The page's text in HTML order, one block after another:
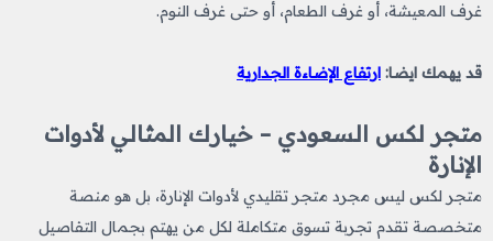
غرف المعيشة، أو غرف الطعام، أو حتى غرف النوم.
قد يهمك ايضا: ارتفاع الإضاءة الجدارية
متجر لكس السعودي – خيارك المثالي لأدوات
الإنارة
متجر لكس ليس مجرد متجر تقليدي لأدوات الإنارة، بل هو منصة
متخصصة تقدم تجربة تسوق متكاملة لكل من يهتم بجمال التفاصيل